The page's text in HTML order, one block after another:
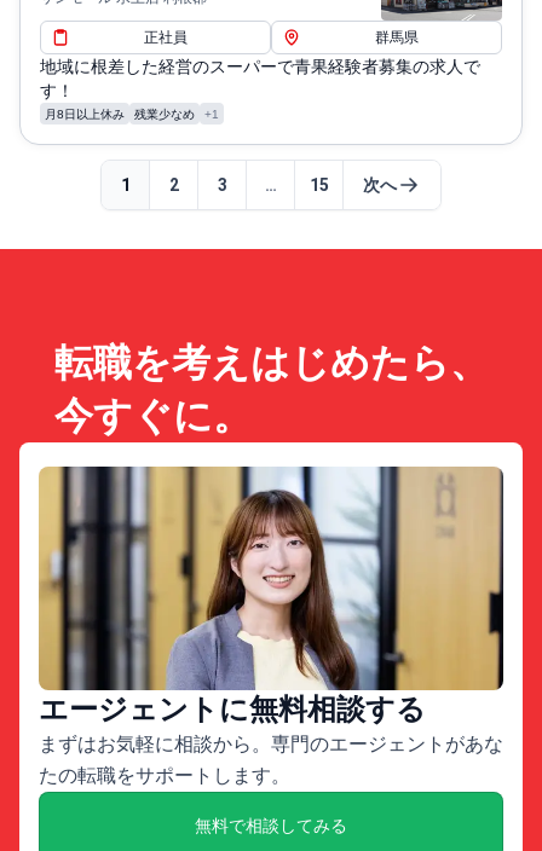
正社員 群馬県
地域に根差した経営のスーパーで青果経験者募集の求人で
す！
月8日以上休み 残業少なめ +1
1 2 3 … 15 次へ
転職を考えはじめたら、
今すぐに。
エージェントに無料相談する
まずはお気軽に相談から。専門のエージェントがあな
たの転職をサポートします。
無料で相談してみる